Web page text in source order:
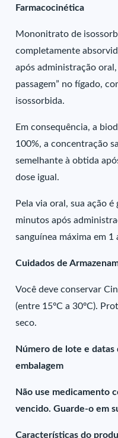
Farmacocinética
Mononitrato de
completamente
após administração
passagem” no fígado,
isossorbida.
Em consequência, a
100%, a concentração
semelhante à obtida
dose igual.
Pela via oral, sua ação
minutos após
sanguínea máxima em 1
Cuidados de
Você deve conservar
(entre 15ºC a 30ºC).
seco.
Número de lote e
embalagem
Não use medicamento
vencido. Guarde-o em
Características do